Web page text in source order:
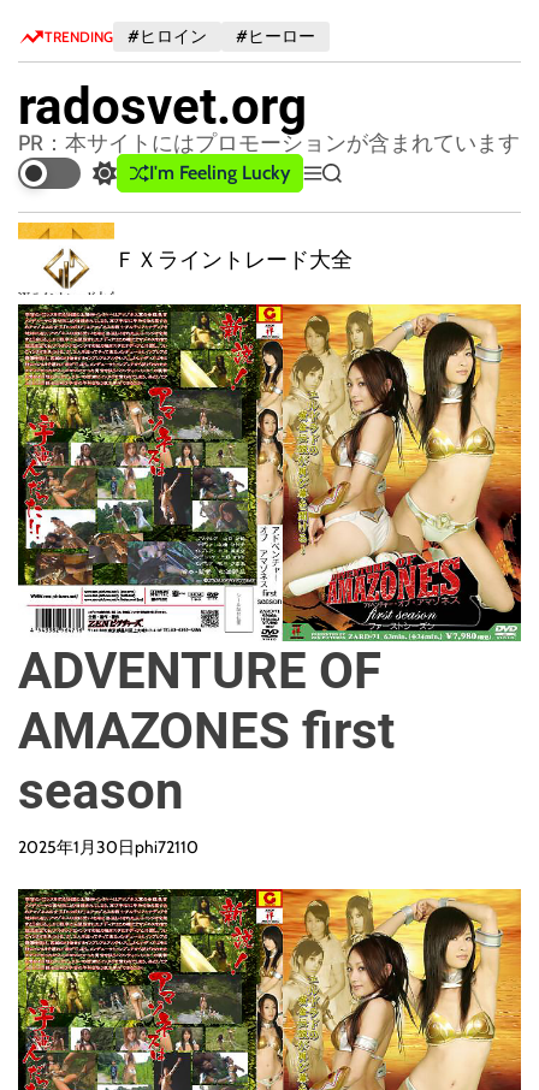
TRENDING #ヒロイン #ヒーロー
radosvet.org
PR：本サイトにはプロモーションが含まれています
S
w
i
t
c
h
c
o
l
o
r
m
o
d
e
I'm Feeling Lucky
M
e
u
S
e
r
h
【新手法】自己アフィリFX自動売買！変
な規約一切なし！もっと早く知りたかっ
ーター設定方法を公開！特典も有り！！
ADVENTURE OF
AMAZONES first
season
2025年1月30日phi72110